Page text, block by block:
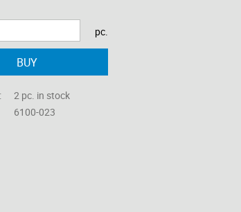
pc.
BUY
2 pc. in stock
6100-023